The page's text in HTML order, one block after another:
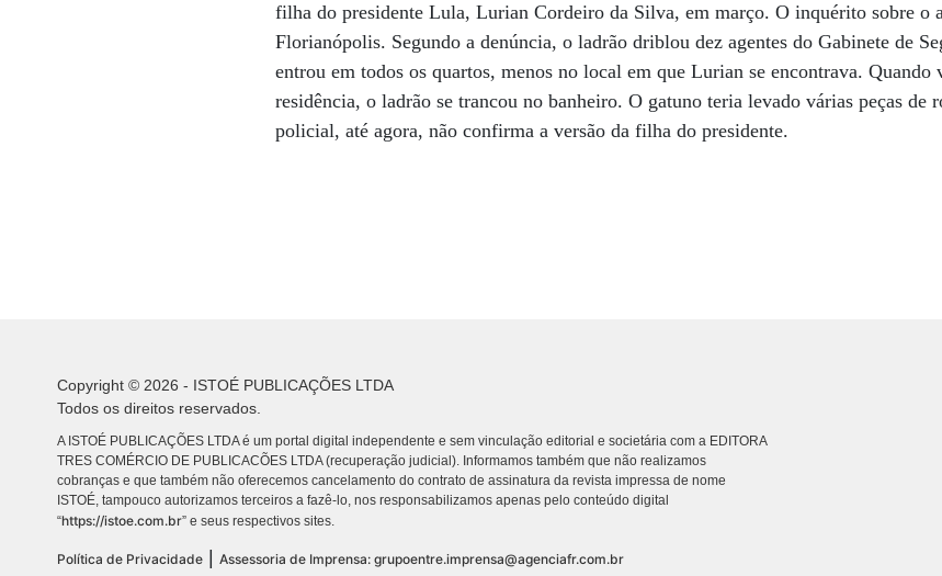
filha do presidente Lula, Lurian Cordeiro da Silva, em março. O inquérito sobre o
Florianópolis. Segundo a denúncia, o ladrão driblou dez agentes do Gabinete de
entrou em todos os quartos, menos no local em que Lurian se encontrava. Quando
residência, o ladrão se trancou no banheiro. O gatuno teria levado várias peças de
policial, até agora, não confirma a versão da filha do presidente.
Copyright © 2026 - ISTOÉ PUBLICAÇÕES LTDA
Todos os direitos reservados.
A ISTOÉ PUBLICAÇÕES LTDA é um portal digital independente e sem vinculação editorial e societária com a EDITORA
TRES COMÉRCIO DE PUBLICACÕES LTDA (recuperação judicial). Informamos também que não realizamos
cobranças e que também não oferecemos cancelamento do contrato de assinatura da revista impressa de nome
ISTOÉ, tampouco autorizamos terceiros a fazê-lo, nos responsabilizamos apenas pelo conteúdo digital
“https://istoe.com.br” e seus respectivos sites.
Política de Privacidade Assessoria de Imprensa: grupoentre.imprensa@agenciafr.com.br